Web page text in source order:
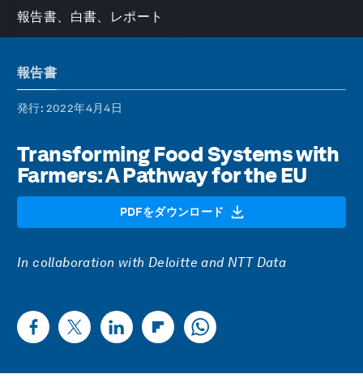
報告書、白書、レポート
報告書
発行: 2022年4月4日
Transforming Food Systems with
Farmers: A Pathway for the EU
PDFをダウンロード
In collaboration with Deloitte and NTT Data